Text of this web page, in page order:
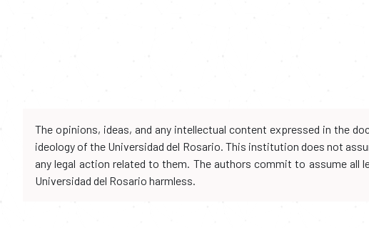
The opinions, ideas, and any intellectual content expressed in the
ideology of the Universidad del Rosario. This institution does not
any legal action related to them. The authors commit to assume
Universidad del Rosario harmless.